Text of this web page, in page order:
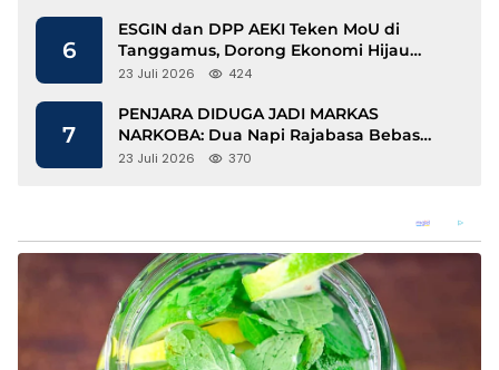
6
ESGIN dan DPP AEKI Teken MoU di
Tanggamus, Dorong Ekonomi Hijau
Berbasis Kopi dan Perdagangan Karbon
23 Juli 2026 424
7
PENJARA DIDUGA JADI MARKAS
NARKOBA: Dua Napi Rajabasa Bebas
Gunakan HP, Muncul Dugaan
23 Juli 2026 370